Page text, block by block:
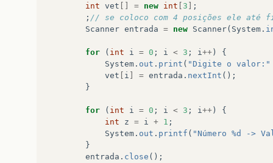
int vet = new int 3
;
; // se coloco com 4 posições ele até
Scanner entrada = new Scanner( System .
for ( int i = 0 ; i < 3 ; i++ )
{
System . out . print ( "Digite o valor:"
vet
i = entrada . nextInt ();
}
for ( int i = 0 ; i < 3 ; i++ )
{
int
z = i + 1 ;
System . out . printf ( "Número %d ->
}
entrada . close ();